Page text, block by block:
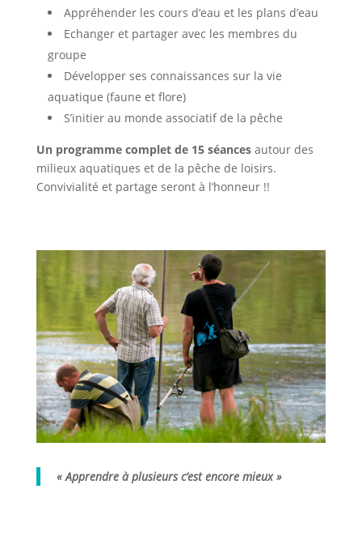
Appréhender les cours d’eau et les plans d’eau
Echanger et partager avec les membres du
groupe
Développer ses connaissances sur la vie
aquatique (faune et flore)
S’initier au monde associatif de la pêche
Un programme complet de 15 séancesautour des
milieux aquatiques et de la pêche de loisirs.
Convivialité et partage seront à l’honneur !!
« Apprendre à plusieurs c’est encore mieux »